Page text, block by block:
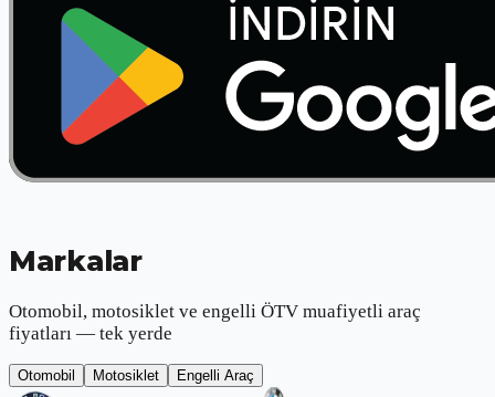
Markalar
Otomobil, motosiklet ve engelli ÖTV muafiyetli araç
fiyatları — tek yerde
Otomobil Motosiklet Engelli Araç